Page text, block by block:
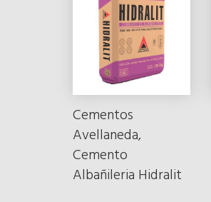
Cementos
Avellaneda,
Cemento
Albañileria Hidralit